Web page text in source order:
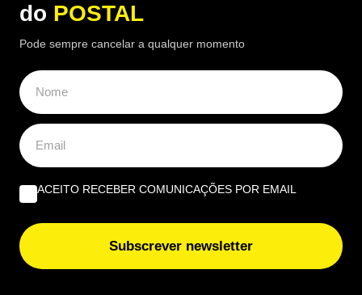
do POSTAL
Pode sempre cancelar a qualquer momento
ACEITO RECEBER COMUNICAÇÕES POR EMAIL
Subscrever newsletter